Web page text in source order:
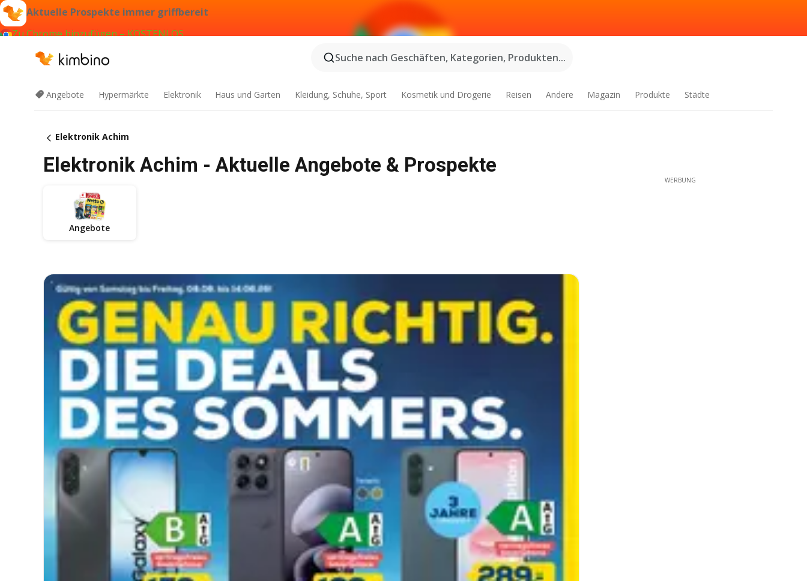
Aktuelle Prospekte immer griffbereit
Zu Chrome hinzufügen – KOSTENLOS
Suche nach Geschäften, Kategorien, Produkten...
Angebote Hypermärkte Elektronik Haus und Garten Kleidung, Schuhe, Sport Kosmetik und Drogerie Reisen Andere Magazin Produkte Städte
Elektronik Achim
Elektronik Achim - Aktuelle Angebote & Prospekte
Angebote
WERBUNG